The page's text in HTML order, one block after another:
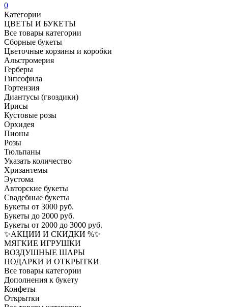
0
Категории
ЦВЕТЫ И БУКЕТЫ
Все товары категории
Сборные букеты
Цветочные корзины и коробки
Альстромерия
Герберы
Гипсофила
Гортензия​
Диантусы (гвоздики)
Ирисы
Кустовые розы
Орхидея
Пионы
Розы
Тюльпаны
Указать количество
Хризантемы
Эустома
Авторские букеты
Свадебные букеты
Букеты от 3000 руб.
Букеты до 2000 руб.
Букеты от 2000 до 3000 руб.
✨АКЦИИ И СКИДКИ %✨
МЯГКИЕ ИГРУШКИ
ВОЗДУШНЫЕ ШАРЫ
ПОДАРКИ И ОТКРЫТКИ
Все товары категории
Дополнения к букету
Конфеты
Открытки